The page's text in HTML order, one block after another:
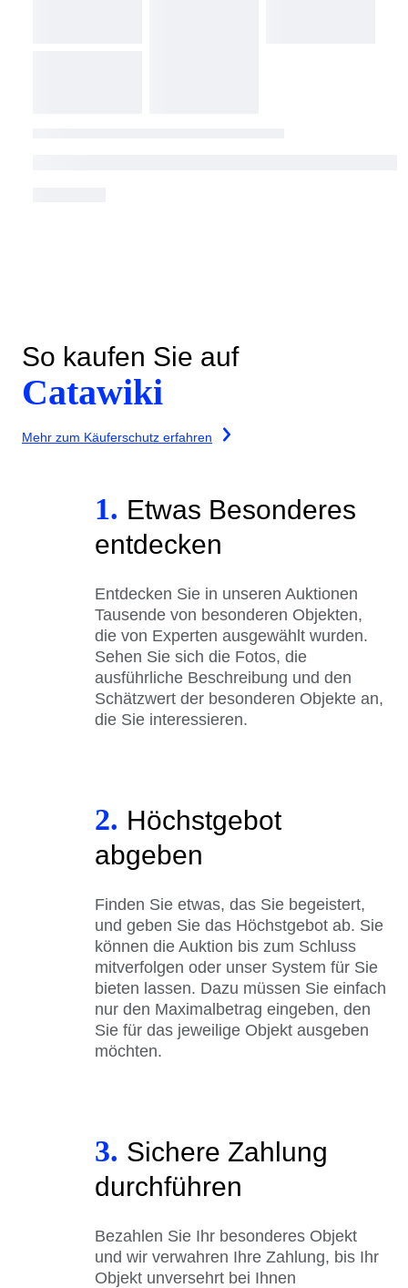
So kaufen Sie auf
Catawiki
Mehr zum Käuferschutz erfahren
1. Etwas Besonderes
entdecken
Entdecken Sie in unseren Auktionen
Tausende von besonderen Objekten,
die von Experten ausgewählt wurden.
Sehen Sie sich die Fotos, die
ausführliche Beschreibung und den
Schätzwert der besonderen Objekte an,
die Sie interessieren.
2. Höchstgebot
abgeben
Finden Sie etwas, das Sie begeistert,
und geben Sie das Höchstgebot ab. Sie
können die Auktion bis zum Schluss
mitverfolgen oder unser System für Sie
bieten lassen. Dazu müssen Sie einfach
nur den Maximalbetrag eingeben, den
Sie für das jeweilige Objekt ausgeben
möchten.
3. Sichere Zahlung
durchführen
Bezahlen Sie Ihr besonderes Objekt
und wir verwahren Ihre Zahlung, bis Ihr
Objekt unversehrt bei Ihnen